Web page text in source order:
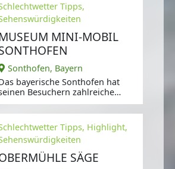
Tipps,
MINI-MOBIL
Sonthofen, Bayern
bayerische Sonthofen hat
Besuchern zahlreiche
zu bieten.
Tipps, Highlight,
SÄGE